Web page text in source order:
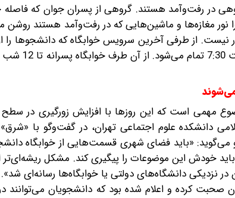
در رفت‌و‌آمد هستند. گروهی از پسران جوان که فاصله
نور مغازه‌ها و ماشین‌هایی که در رفت‌و‌آمد هستند روشن
نور نیست. از طرفی آخرین سرویس خوابگاه که دانشجوها را
مهمی است که این روزها با افزایش زورگیری در
دانشکده علوم اجتماعی تهران، در گفت‌وگو با «شرق»
«باید فضای شهری قسمت‌هایی از خوابگاه
خودش این موضوعات را پیگیری کند. مشکل ریشه‌ای‌تر
نزدیکی دانشگاه‌های دولتی یا خوابگاه‌ها رسانه‌ای
کرده و اعلام شده بود که دانشجویان می‌توانند